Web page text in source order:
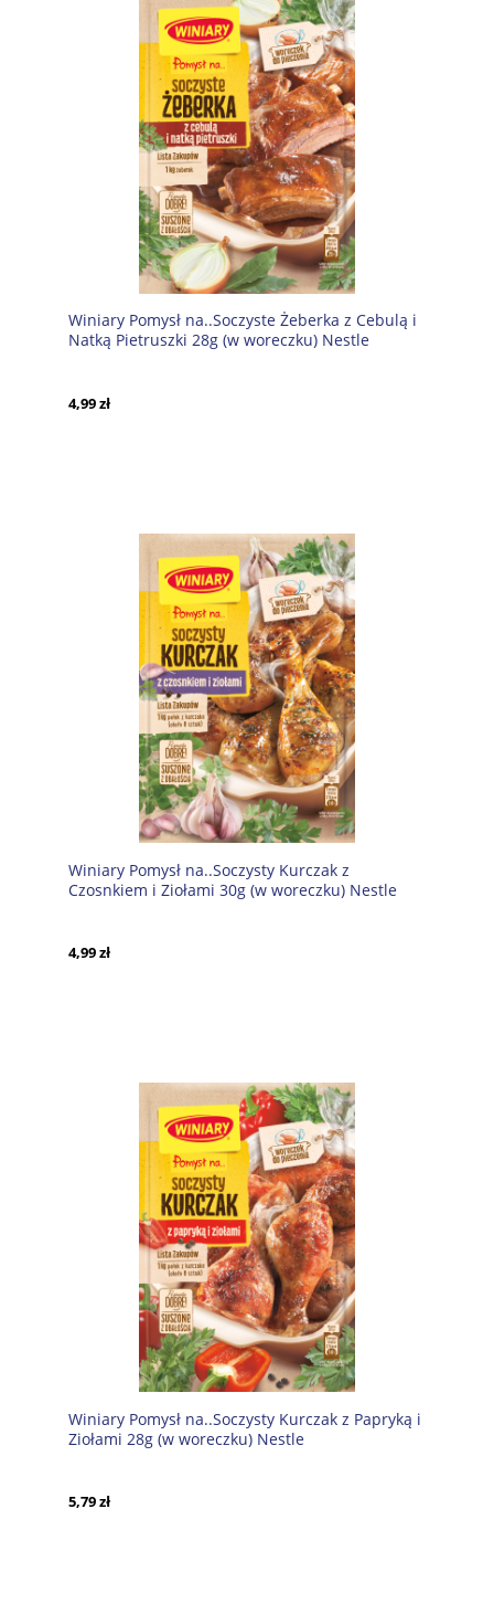
Winiary Pomysł na..Soczyste Żeberka z Cebulą i
Natką Pietruszki 28g (w woreczku) Nestle
4,99 zł
Winiary Pomysł na..Soczysty Kurczak z
Czosnkiem i Ziołami 30g (w woreczku) Nestle
4,99 zł
Winiary Pomysł na..Soczysty Kurczak z Papryką i
Ziołami 28g (w woreczku) Nestle
5,79 zł